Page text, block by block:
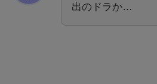
出のドラか…